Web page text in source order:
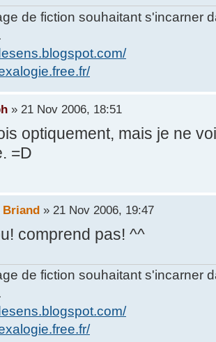
de fiction souhaitant s'incarner
» 21 Nov 2006, 18:51
optiquement, mais je ne
=D
Briand » 21 Nov 2006, 19:47
comprend pas! ^^
de fiction souhaitant s'incarner